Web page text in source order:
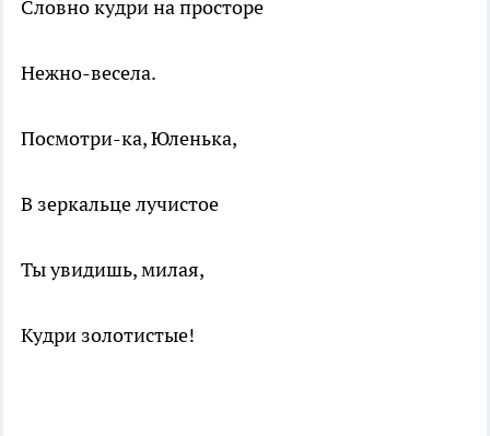
Словно кудри на просторе
Нежно-весела.
Посмотри-ка, Юленька,
В зеркальце лучистое
Ты увидишь, милая,
Кудри золотистые!